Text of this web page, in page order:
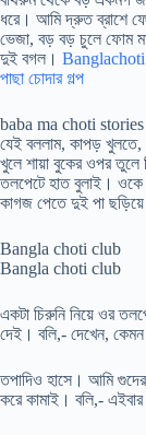
ধরে। আমি দ্রুত ব্রাশে
ভেজা, বড় বড় চুলে ফোম
দুই বগল। Banglachoti
পাছা চোদার গল্প
baba ma choti stories
যেই বললাম, কাপড় খুলতে,
খুলে শায়া বুকের ওপর তুলে
তলপেটে হাত বুলাই। ওকে
কাগজ পেতে দুই পা ছড়িয়ে
Bangla choti club
Bangla choti club
একটা চিরুনি নিয়ে ওর
দেই। বলি,- দেখেন, কেমন
তপাদিও হাসে। আমি
করে কামাই। বলি,-